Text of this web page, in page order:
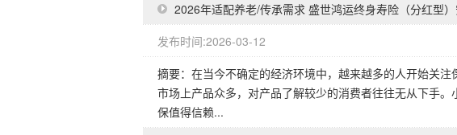
2026年适配养老/传承需求 盛世鸿运终身寿险（分红型
发布时间:2026-03-12
摘要：在当今不确定的经济环境中，越来越多的人开始关
市场上产品众多，对产品了解较少的消费者往往无从下手
保值得信赖...